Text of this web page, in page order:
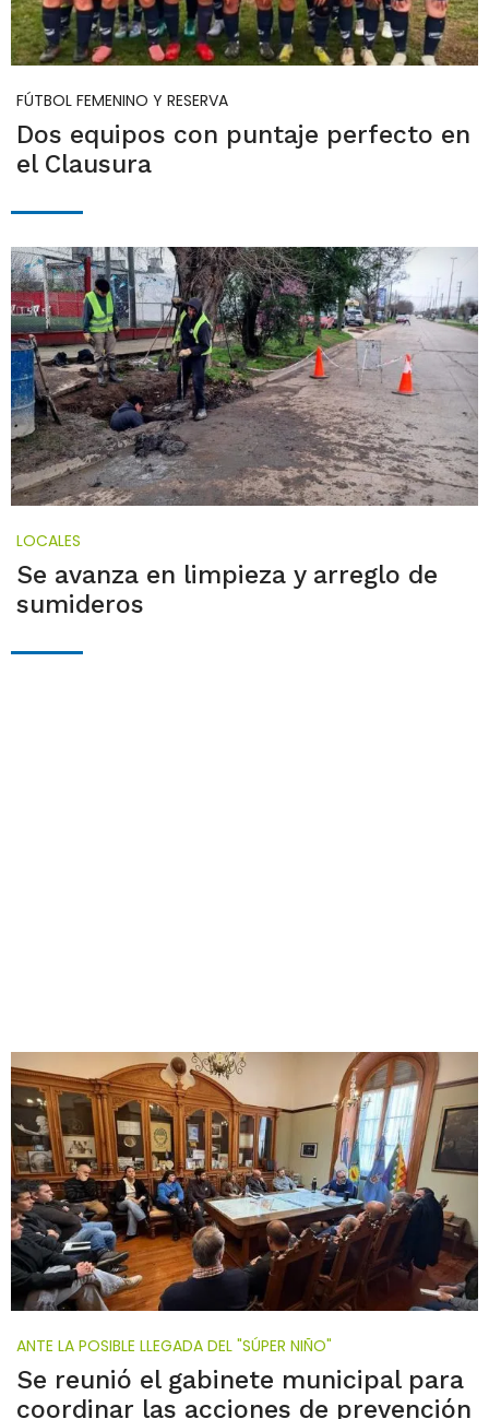
FÚTBOL FEMENINO Y RESERVA
Dos equipos con puntaje perfecto en
el Clausura
LOCALES
Se avanza en limpieza y arreglo de
sumideros
ANTE LA POSIBLE LLEGADA DEL "SÚPER NIÑO"
Se reunió el gabinete municipal para
coordinar las acciones de prevención